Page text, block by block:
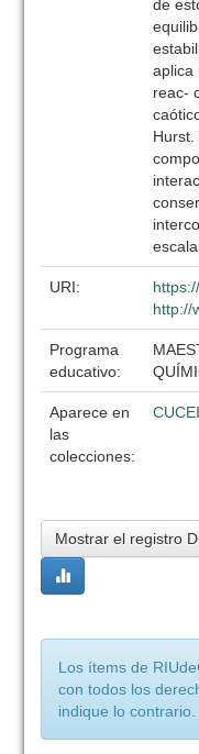
de
aplica
reac-
Hurst.
URI:
http://
Programa
educativo:
Aparece en
las
colecciones:
CUCEI
Mostrar el registro
Los ítems de
con todos los
indique lo contrario.